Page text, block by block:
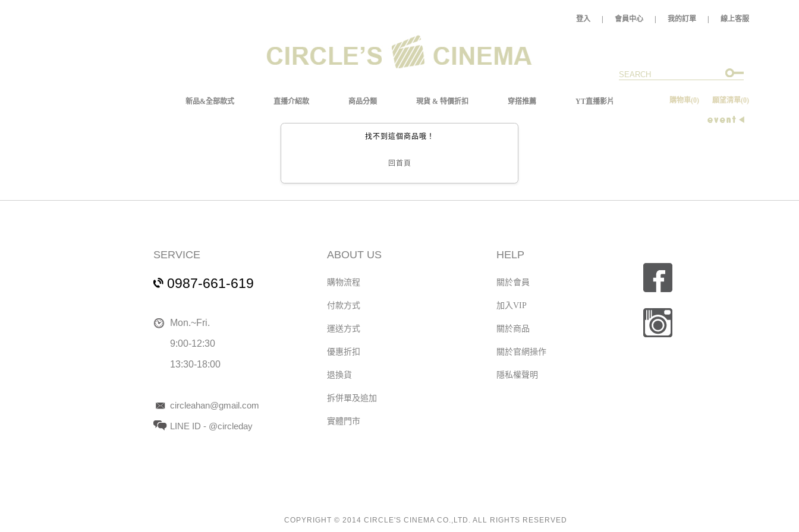
新品&全部款式 直播介紹款 商品分類 現貨 & 特價折扣 穿搭推薦 YT直播影片
登入 會員中心 我的訂單 線上客服
購物車(0) 願望清單(0)
找不到這個商品哦！
回首頁
SERVICE
0987-661-619
Mon.~Fri.
9:00-12:30
13:30-18:00
circleahan@gmail.com
LINE ID - @circleday
ABOUT US
購物流程
付款方式
運送方式
優惠折扣
退換貨
拆併單及追加
實體門市
HELP
關於會員
加入VIP
關於商品
關於官網操作
隱私權聲明
COPYRIGHT © 2014 CIRCLE'S CINEMA CO.,LTD. ALL RIGHTS RESERVED